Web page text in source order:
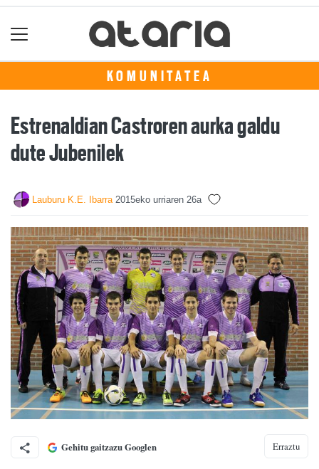
KOMUNITATEA
Estrenaldian Castroren aurka galdu
dute Jubenilek
Lauburu K.E. Ibarra 2015eko urriaren 26a
Gehitu gaitzazu Googlen Erraztu